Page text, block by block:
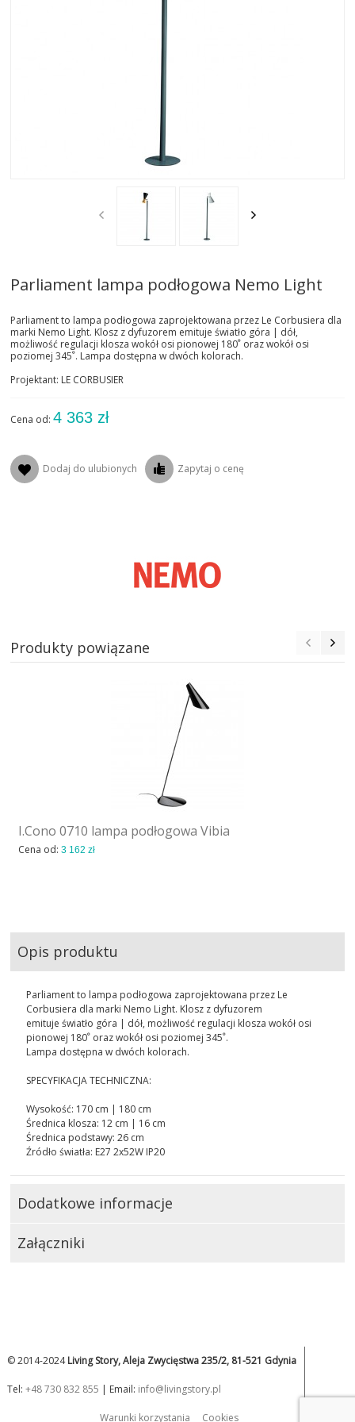
Parliament lampa podłogowa Nemo Light
Parliament to lampa podłogowa zaprojektowana przez Le Corbusiera dla
marki Nemo Light. Klosz z dyfuzorem emituje światło góra | dół,
możliwość regulacji klosza wokół osi pionowej 180ﹾ oraz wokół osi
poziomej 345ﹾ. Lampa dostępna w dwóch kolorach.
Projektant: LE CORBUSIER
Cena od:4 363 zł
Dodaj do ulubionych Zapytaj o cenę
Produkty powiązane
I.Cono 0710 lampa podłogowa Vibia
Cena od:3 162 zł
Opis produktu
Parliament to lampa podłogowa zaprojektowana przez Le
Corbusiera dla marki Nemo Light. Klosz z dyfuzorem
emituje światło góra | dół, możliwość regulacji klosza wokół osi
pionowej 180ﹾ oraz wokół osi poziomej 345ﹾ.
Lampa dostępna w dwóch kolorach.
SPECYFIKACJA TECHNICZNA:
Wysokość: 170 cm | 180 cm
Średnica klosza: 12 cm | 16 cm
Średnica podstawy: 26 cm
Źródło światła: E27 2x52W IP20
Dodatkowe informacje
Załączniki
© 2014-2024Living Story, Aleja Zwycięstwa 235/2, 81-521 Gdynia
Tel: +48 730 832 855 | Email: info@livingstory.pl
Warunki korzystania Cookies